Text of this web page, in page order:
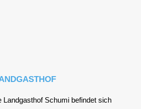
Land­gast­hof Schu­mi befin­det sich